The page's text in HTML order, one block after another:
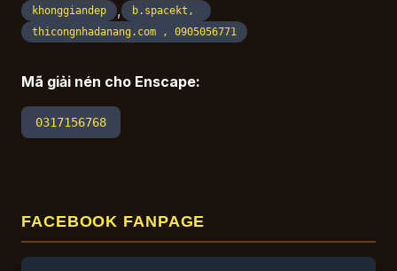
khonggiandep ,
b.spacekt,
thicongnhadanang.com , 0905056771
Mã giải nén cho Enscape:
0317156768
FACEBOOK FANPAGE